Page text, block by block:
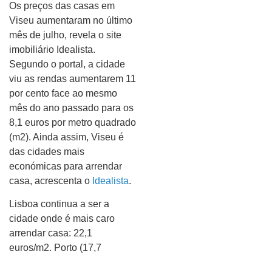
Os preços das casas em
Viseu aumentaram no último
mês de julho, revela o site
imobiliário Idealista.
Segundo o portal, a cidade
viu as rendas aumentarem 11
por cento face ao mesmo
mês do ano passado para os
8,1 euros por metro quadrado
(m2). Ainda assim, Viseu é
das cidades mais
económicas para arrendar
casa, acrescenta o Idealista.
Lisboa continua a ser a
cidade onde é mais caro
arrendar casa: 22,1
euros/m2. Porto (17,7